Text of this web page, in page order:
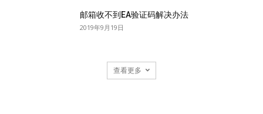
邮箱收不到EA验证码解决办法
2019年9月19日
查看更多